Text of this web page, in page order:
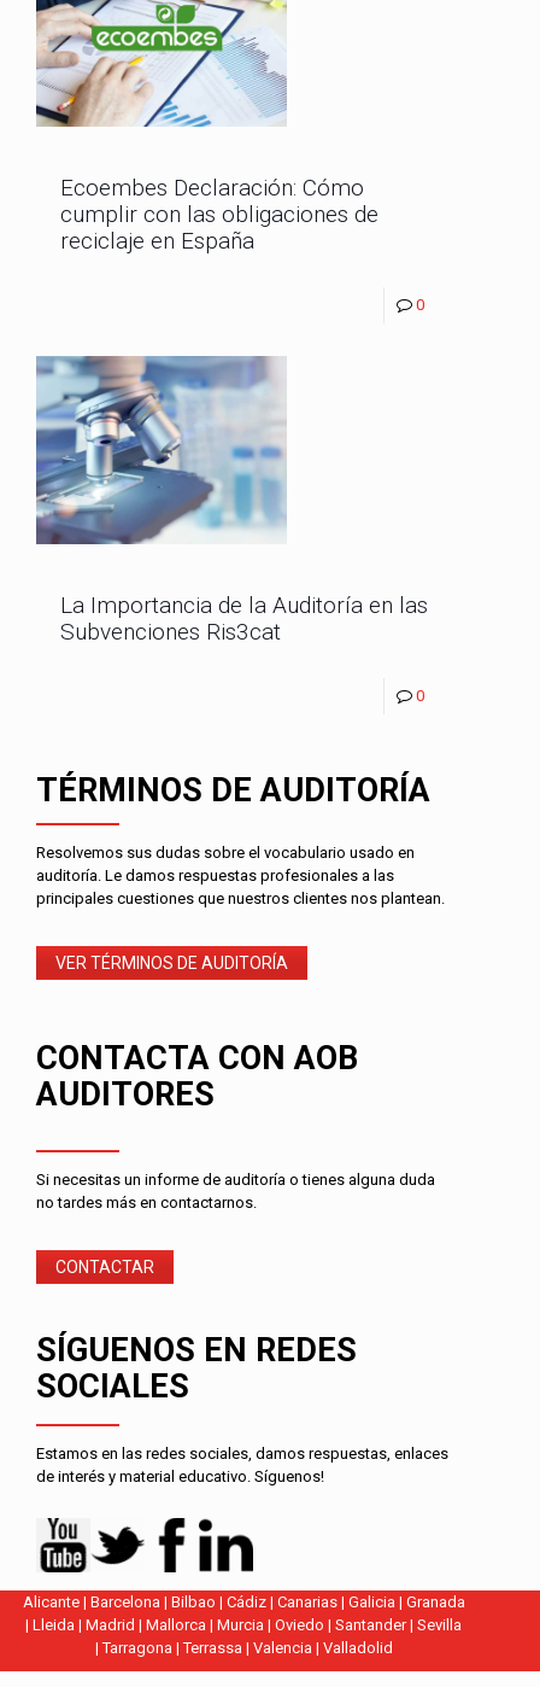
Ecoembes Declaración: Cómo
cumplir con las obligaciones de
reciclaje en España
0
La Importancia de la Auditoría en las
Subvenciones Ris3cat
0
TÉRMINOS DE AUDITORÍA
Resolvemos sus dudas sobre el vocabulario usado en
auditoría. Le damos respuestas profesionales a las
principales cuestiones que nuestros clientes nos plantean.
VER TÉRMINOS DE AUDITORÍA
CONTACTA CON AOB
AUDITORES
Si necesitas un informe de auditoría o tienes alguna duda
no tardes más en contactarnos.
CONTACTAR
SÍGUENOS EN REDES
SOCIALES
Estamos en las redes sociales, damos respuestas, enlaces
de interés y material educativo. Síguenos!
Alicante| Barcelona | Bilbao | Cádiz| Canarias| Galicia | Granada
|Lleida |Madrid |Mallorca |Murcia |Oviedo |Santander|Sevilla
|Tarragona |Terrassa | Valencia | Valladolid